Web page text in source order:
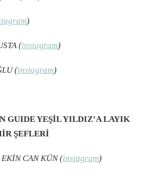
)
(instagram)
(instagram)
GUIDE YEŞİL YILDIZ’A LAYIK
ŞEFLERİ
CAN KÜN (instagram)